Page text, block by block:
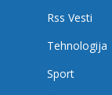
Rss Vesti
Tehnologija
Sport